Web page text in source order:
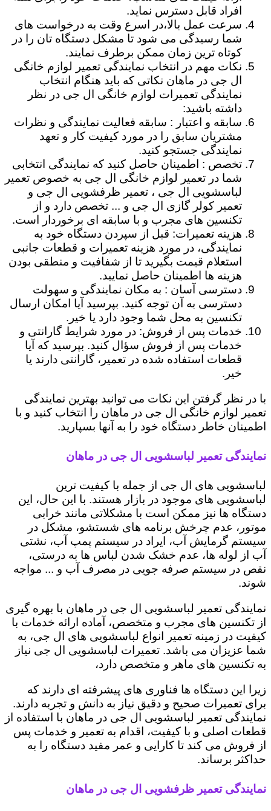
افراد قابل دسترس نماید.
سرعت عمل بالا،در اسرع وقت به درخواست های
شما رسیدگی می شود تا مشکل دستگاه تان را در
کوتاه ترین زمان ممکن برطرف نمایند.
نکات مهم در انتخاب نمایندگی تعمیر لوازم خانگی
ال جی در ماهان نکاتی که باید هنگام انتخاب
نمایندگی تعمیرات لوازم خانگی ال جی در نظر
داشته باشید:
سابقه و اعتبار : سابقه فعالیت نمایندگی و نظرات
مشتریان سابق را در مورد کیفیت کار و تعهد
نمایندگی جستجو کنید.
تخصص : اطمینان حاصل کنید که نمایندگی انتخابی
شما در تعمیر لوازم خانگی ال جی به خصوص تعمیر
لباسشویی ال جی ، تعمیر ظرفشویی ال جی و
تعمیر کولر گازی ال جی و ... تخصص دارد و از
تکنسین های مجرب و با سابقه ای برخوردار است.
هزینه تعمیرات: قبل از سپردن دستگاه خود به
نمایندگی، در مورد هزینه تعمیرات و قطعات جانبی
استعلام قیمت بگیرید تا از شفافیت و منطقی بودن
هزینه ها اطمینان حاصل نمایید.
دسترسی آسان : به مکان نمایندگی و سهولت
دسترسی به آن توجه کنید. بپرسید آیا امکان ارسال
تکنسین به محل شما وجود دارد یا خیر.
خدمات پس از فروش: در مورد شرایط گارانتی و
خدمات پس از فروش سؤال کنید. بپرسید که آیا
قطعات استفاده شده در تعمیر، گارانتی دارند یا
خیر.
با در نظر گرفتن این نکات می توانید بهترین نمایندگی
تعمیر لوازم خانگی ال جی در ماهان را انتخاب کنید و با
اطمینان خاطر دستگاه خود را به آنها بسپارید.
نمایندگی تعمیر لباسشویی ال جی در ماهان
لباسشویی های ال جی از جمله با کیفیت ترین
لباسشویی های موجود در بازار هستند. با این حال، این
دستگاه ها نیز ممکن است با مشکلاتی مانند خرابی
موتور، عدم چرخش برنامه های شستشو، مشکل در
سیستم گرمایش آب، ایراد در سیستم پمپ آب، نشتی
آب از لوله ها، عدم خشک شدن لباس ها به درستی،
نقص در سیستم صرفه جویی در مصرف آب و ... مواجه
شوند.
نمایندگی تعمیر لباسشویی ال جی در ماهان با بهره گیری
از تکنسین های مجرب و متخصص، آماده ارائه خدمات با
کیفیت در زمینه تعمیر انواع لباسشویی های ال جی، به
شما عزیزان می باشد. تعمیرات لباسشویی ال جی نیاز
به تکنسین های ماهر و متخصص دارد،
زیرا این دستگاه ها فناوری های پیشرفته ای دارند که
برای تعمیرات صحیح و دقیق نیاز به دانش و تجربه دارند.
نمایندگی تعمیر لباسشویی ال جی در ماهان با استفاده از
قطعات اصلی و با کیفیت، اقدام به تعمیر و خدمات پس
از فروش می کند تا کارایی و عمر مفید دستگاه را به
حداکثر برساند.
نمایندگی تعمیر ظرفشویی ال جی در ماهان